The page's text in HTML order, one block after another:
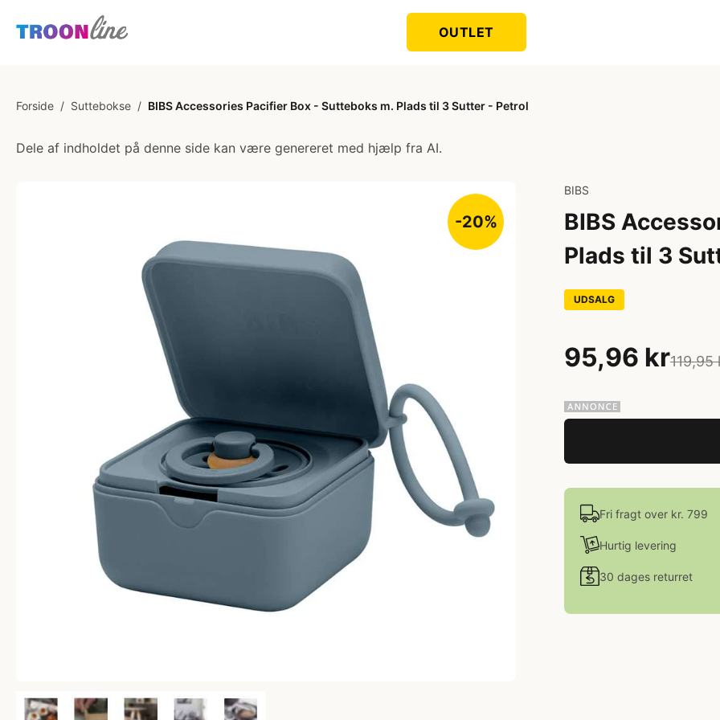
OUTLET
Forside / Suttebokse / BIBS Accessories Pacifier Box - Sutteboks m. Plads til 3 Sutter - Petrol
Dele af indholdet på denne side kan være genereret med hjælp fra AI.
-20%
BIBS
BIBS
Plads til 3
UDSALG
95,96 kr119,95
Fri fragt over kr. 799
Hurtig levering
30 dages returret